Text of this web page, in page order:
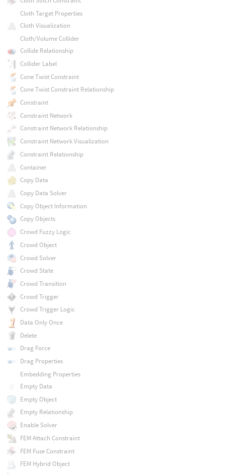
Cloth Target Properties
Cloth Visualization
Cloth/Volume Collider
Collide Relationship
Collider Label
Cone Twist Constraint
Cone Twist Constraint Relationship
Constraint
Constraint Network
Constraint Network Relationship
Constraint Network Visualization
Constraint Relationship
Container
Copy Data
Copy Data Solver
Copy Object Information
Copy Objects
Crowd Fuzzy Logic
Crowd Object
Crowd Solver
Crowd State
Crowd Transition
Crowd Trigger
Crowd Trigger Logic
Data Only Once
Delete
Drag Force
Drag Properties
Embedding Properties
Empty Data
Empty Object
Empty Relationship
Enable Solver
FEM Attach Constraint
FEM Fuse Constraint
FEM Hybrid Object